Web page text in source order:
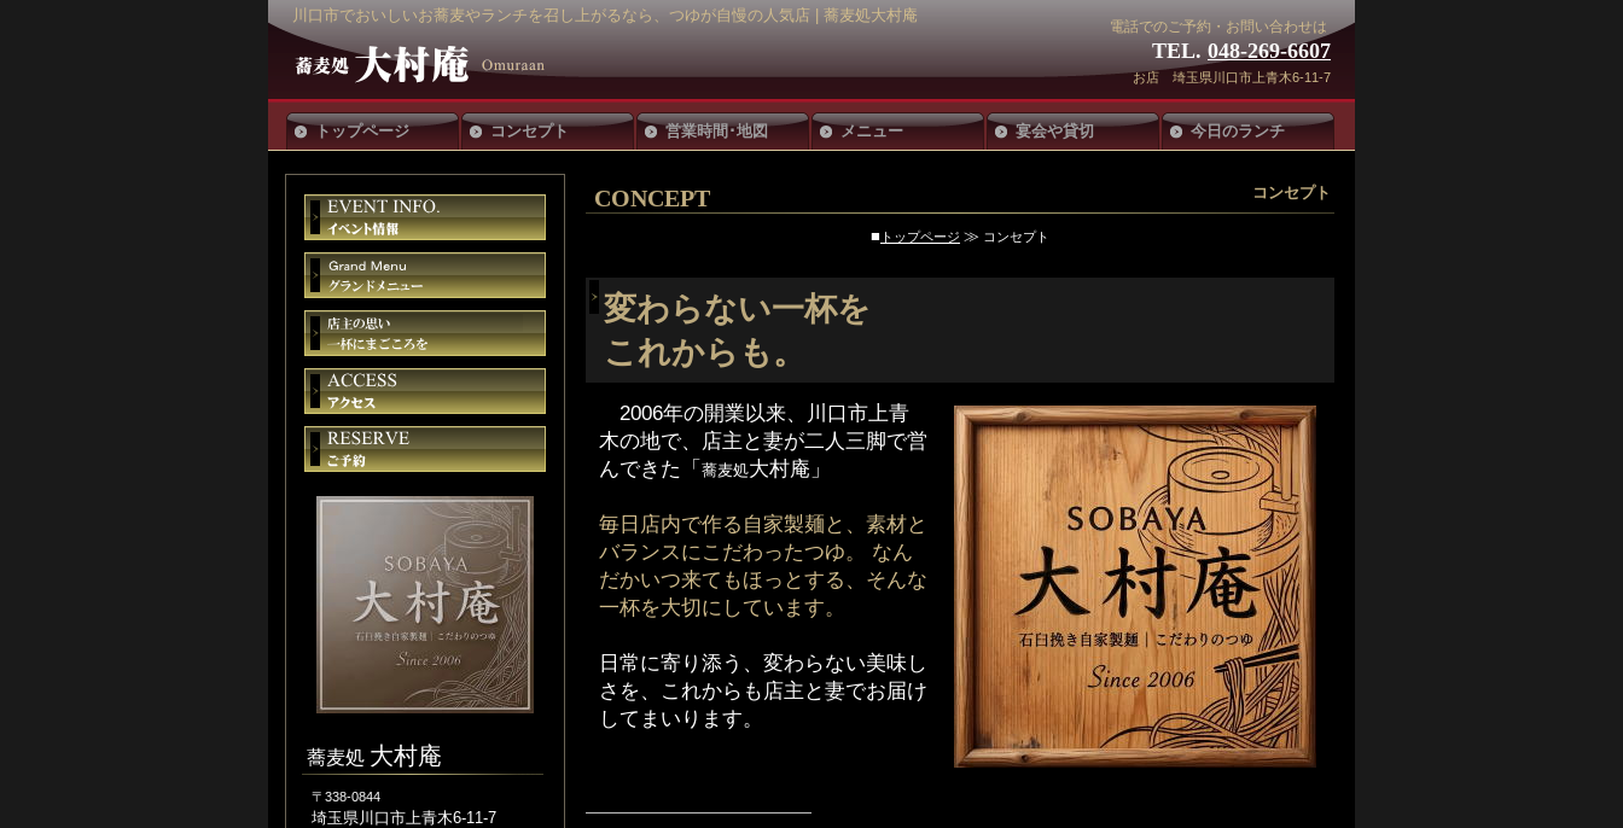
川口市でおいしいお蕎麦やランチを召し上がるなら、つゆが自慢の人気店 | 蕎麦処大村庵
電話でのご予約・お問い合わせは
TEL. 048-269-6607
お店 埼玉県川口市上青木6-11-7
コンセプト
CONCEPT
■ トップページ ≫ コンセプト
変わらない一杯を
これからも。
2006年の開業以来、川口市上青
木の地で、店主と妻が二人三脚で営
んできた「蕎麦処大村庵」
毎日店内で作る自家製麺と、素材と
バランスにこだわったつゆ。 なん
だかいつ来てもほっとする、そんな
一杯を大切にしています。
日常に寄り添う、変わらない美味し
さを、これからも店主と妻でお届け
してまいります。
―――――――――――――――――
トップページ コンセプト 営業時間･地図 メニュー 宴会や貸切 今日のランチ
蕎麦処 大村庵
〒338-0844
埼玉県川口市上青木6-11-7